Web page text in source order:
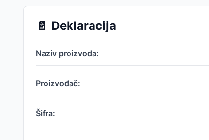
📄 Deklaracija
Naziv proizvoda:
Proizvođač:
Šifra: